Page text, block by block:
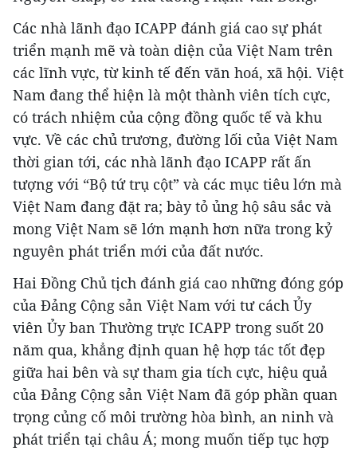
Các nhà lãnh đạo ICAPP đánh giá cao sự phát
triển mạnh mẽ và toàn diện của Việt Nam trên
các lĩnh vực, từ kinh tế đến văn hoá, xã hội. Việt
Nam đang thể hiện là một thành viên tích cực,
có trách nhiệm của cộng đồng quốc tế và khu
vực. Về các chủ trương, đường lối của Việt Nam
thời gian tới, các nhà lãnh đạo ICAPP rất ấn
tượng với “Bộ tứ trụ cột” và các mục tiêu lớn mà
Việt Nam đang đặt ra; bày tỏ ủng hộ sâu sắc và
mong Việt Nam sẽ lớn mạnh hơn nữa trong kỷ
nguyên phát triển mới của đất nước.
Hai Đồng Chủ tịch đánh giá cao những đóng góp
của Đảng Cộng sản Việt Nam với tư cách Ủy
viên Ủy ban Thường trực ICAPP trong suốt 20
năm qua, khẳng định quan hệ hợp tác tốt đẹp
giữa hai bên và sự tham gia tích cực, hiệu quả
của Đảng Cộng sản Việt Nam đã góp phần quan
trọng củng cố môi trường hòa bình, an ninh và
phát triển tại châu Á; mong muốn tiếp tục hợp